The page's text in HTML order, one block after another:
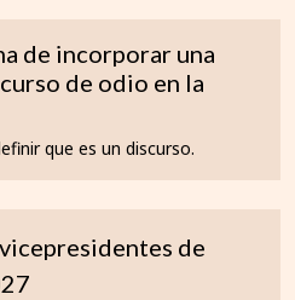
de incorporar una
de odio en la
que es un discurso.
de